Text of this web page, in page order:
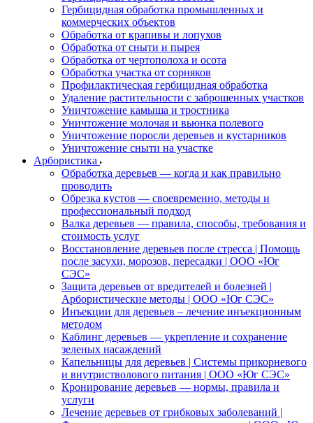
Гербицидная обработка промышленных и
коммерческих объектов
Обработка от крапивы и лопухов
Обработка от сныти и пырея
Обработка от чертополоха и осота
Обработка участка от сорняков
Профилактическая гербицидная обработка
Удаление растительности с заброшенных участков
Уничтожение камыша и тростника
Уничтожение молочая и вьюнка полевого
Уничтожение поросли деревьев и кустарников
Уничтожение сныти на участке
Арбористика
Обработка деревьев — когда и как правильно
проводить
Обрезка кустов — своевременно, методы и
профессиональный подход
Валка деревьев — правила, способы, требования и
стоимость услуг
Восстановление деревьев после стресса | Помощь
после засухи, морозов, пересадки | ООО «Юг
СЭС»
Защита деревьев от вредителей и болезней |
Арбористические методы | ООО «Юг СЭС»
Инъекции для деревьев – лечение инъекционным
методом
Каблинг деревьев — укрепление и сохранение
зеленых насаждений
Капельницы для деревьев | Системы прикорневого
и внутристволового питания | ООО «Юг СЭС»
Кронирование деревьев — нормы, правила и
услуги
Лечение деревьев от грибковых заболеваний |